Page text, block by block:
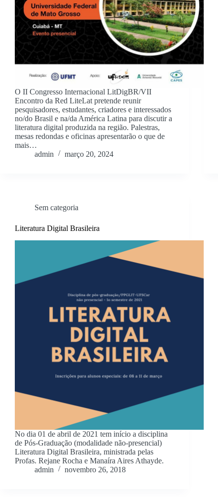
O II Congresso Internacional LitDigBR/VII
Encontro da Red LiteLat pretende reunir
pesquisadores, estudantes, criadores e interessados
no/do Brasil e na/da América Latina para discutir a
literatura digital produzida na região. Palestras,
mesas redondas e oficinas apresentarão o que de
mais…
admin
março 20, 2024
Sem categoria
Literatura Digital Brasileira
No dia 01 de abril de 2021 tem início a disciplina
de Pós-Graduação (modalidade não-presencial)
Literatura Digital Brasileira, ministrada pelas
Profas. Rejane Rocha e Manaíra Aires Athayde.
admin
novembro 26, 2018